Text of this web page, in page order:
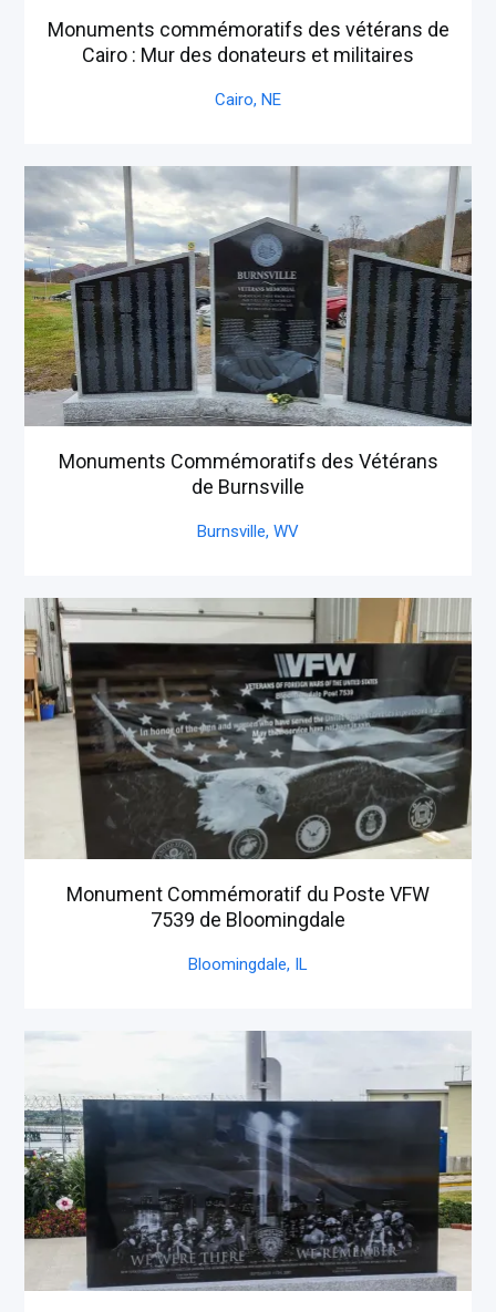
Monuments commémoratifs des vétérans de
Cairo : Mur des donateurs et militaires
Cairo, NE
Monuments Commémoratifs des Vétérans
de Burnsville
Burnsville, WV
Monument Commémoratif du Poste VFW
7539 de Bloomingdale
Bloomingdale, IL